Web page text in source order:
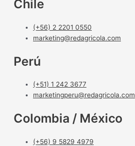
Chile
(+56) 2 2201 0550
marketing@redagricola.com
Perú
(+51) 1 242 3677
marketingperu@redagricola.com
Colombia / México
(+56) 9 5829 4979